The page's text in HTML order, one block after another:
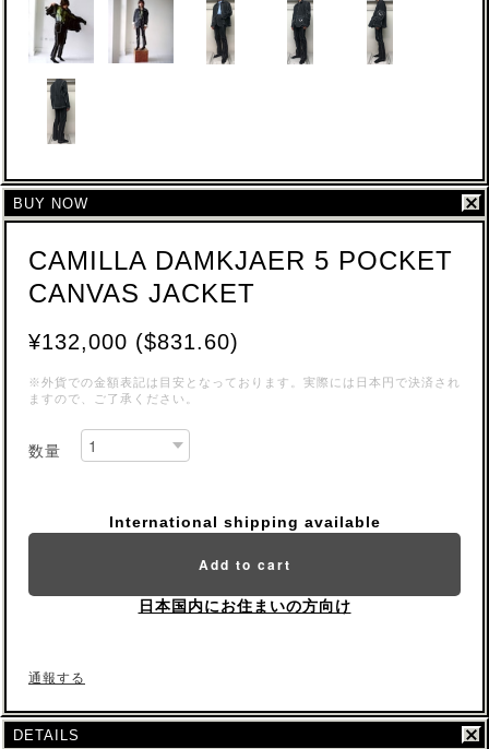
BUY NOW
CAMILLA DAMKJAER 5 POCKET
CANVAS JACKET
¥132,000 ($831.60)
※外貨での金額表記は目安となっております。実際には日本円で決済され
ますので、ご了承ください。
数量
International shipping available
Add to cart
日本国内にお住まいの方向け
通報する
DETAILS